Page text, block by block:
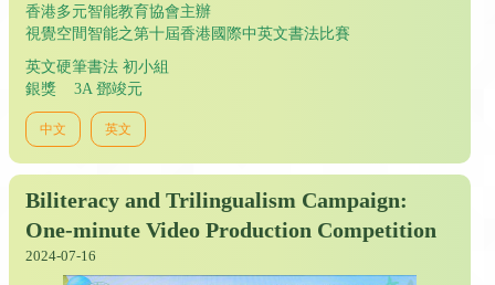
香港多元智能教育協會主辦
視覺空間智能之第十屆香港國際中英文書法比賽
英文硬筆書法 初小組
銀獎 3A 鄧竣元
中文 英文
Biliteracy and Trilingualism Campaign:
One-minute Video Production Competition
2024-07-16